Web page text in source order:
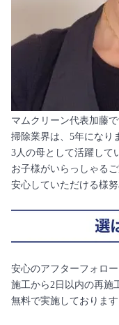
マムクリーン代表加藤で
掃除業界は、5年になり
3人の母として活躍して
お子様がいらっしゃる
安心していただける様努
安心のアフターフォロー
施工から2日以内の再施
無料で実施しております